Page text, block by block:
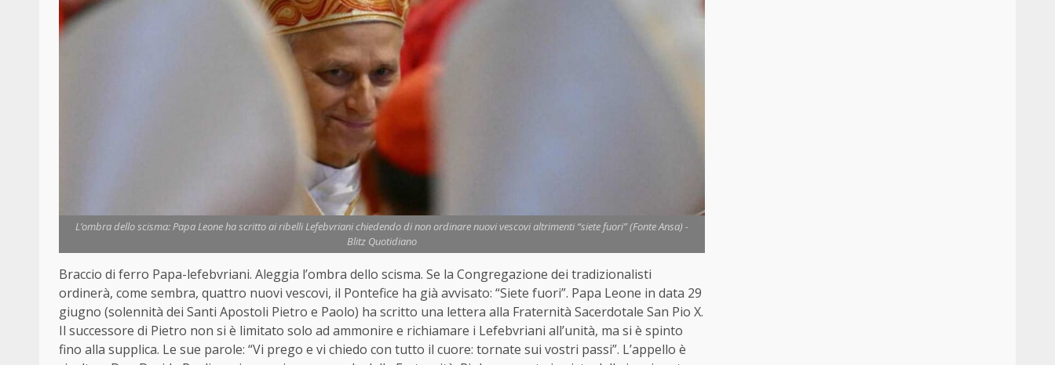
L’ombra dello scisma: Papa Leone ha scritto ai ribelli Lefebvriani chiedendo di non ordinare nuovi vescovi altrimenti “siete fuori” (Fonte Ansa) -
Blitz Quotidiano
Braccio di ferro Papa-lefebvriani. Aleggia l’ombra dello scisma. Se la Congregazione dei tradizionalisti
ordinerà, come sembra, quattro nuovi vescovi, il Pontefice ha già avvisato: “Siete fuori”. Papa Leone in data 29
giugno (solennità dei Santi Apostoli Pietro e Paolo) ha scritto una lettera alla Fraternità Sacerdotale San Pio X.
Il successore di Pietro non si è limitato solo ad ammonire e richiamare i Lefebvriani all’unità, ma si è spinto
fino alla supplica. Le sue parole: “Vi prego e vi chiedo con tutto il cuore: tornate sui vostri passi”. L’appello è